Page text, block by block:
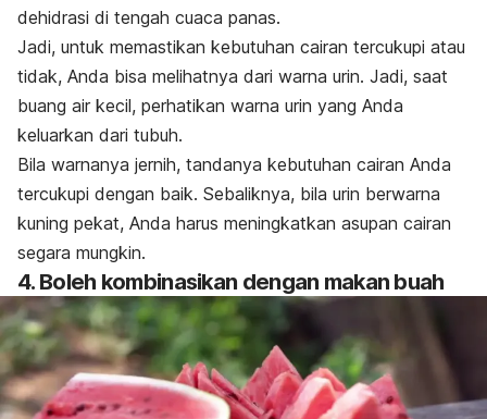
dehidrasi di tengah cuaca panas.
Jadi, untuk memastikan kebutuhan cairan tercukupi atau
tidak, Anda bisa melihatnya dari warna urin. Jadi, saat
buang air kecil, perhatikan warna urin yang Anda
keluarkan dari tubuh.
Bila warnanya jernih, tandanya kebutuhan cairan Anda
tercukupi dengan baik. Sebaliknya, bila urin berwarna
kuning pekat, Anda harus meningkatkan asupan cairan
segara mungkin.
4. Boleh kombinasikan dengan makan buah